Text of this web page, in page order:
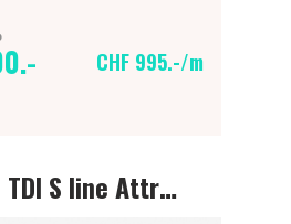
CHF 995.-/m
A4 Avant 40 TDI S line Attraction